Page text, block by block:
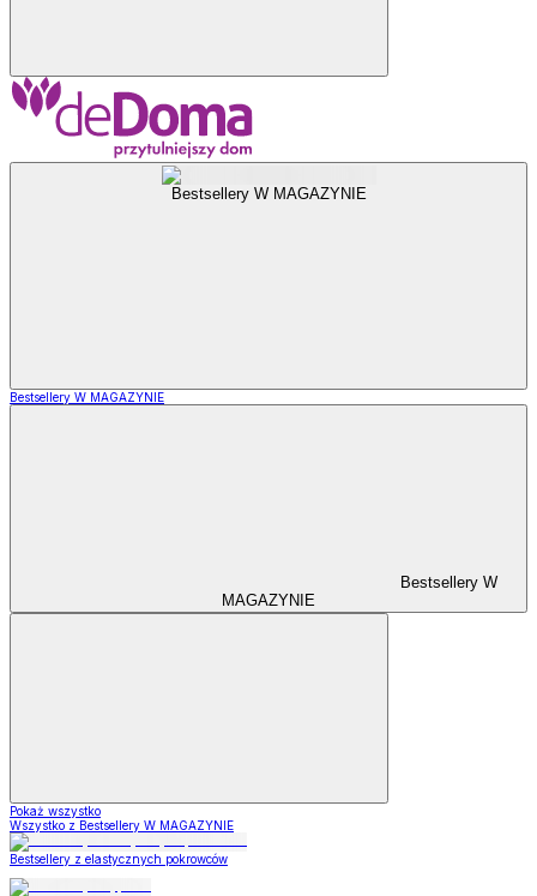
Bestsellery W MAGAZYNIE
Bestsellery W MAGAZYNIE
Bestsellery W
MAGAZYNIE
Pokaż wszystko
Wszystko z Bestsellery W MAGAZYNIE
Bestsellery z elastycznych pokrowców